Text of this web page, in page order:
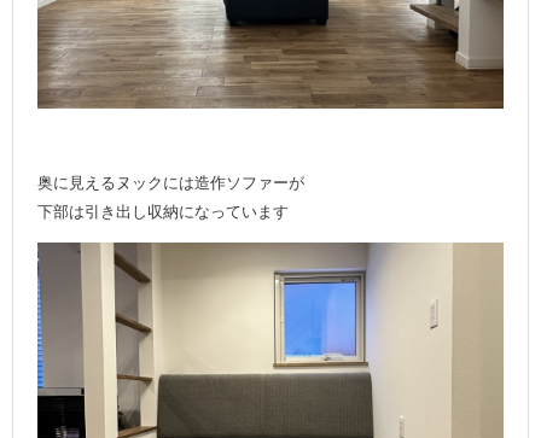
奥に見えるヌックには造作ソファーが
下部は引き出し収納になっています